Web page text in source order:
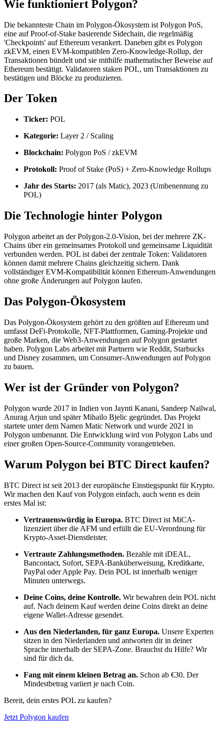
Wie funktioniert Polygon?
Die bekannteste Chain im Polygon-Ökosystem ist Polygon PoS,
eine auf Proof-of-Stake basierende Sidechain, die regelmäßig
'Checkpoints' auf Ethereum verankert. Daneben gibt es Polygon
zkEVM, einen EVM-kompatiblen Zero-Knowledge-Rollup, der
Transaktionen bündelt und sie mithilfe mathematischer Beweise auf
Ethereum bestätigt. Validatoren staken POL, um Transaktionen zu
bestätigen und Blöcke zu produzieren.
Der Token
Ticker: POL
Kategorie: Layer 2 / Scaling
Blockchain: Polygon PoS / zkEVM
Protokoll: Proof of Stake (PoS) + Zero-Knowledge Rollups
Jahr des Starts: 2017 (als Matic), 2023 (Umbenennung zu
POL)
Die Technologie hinter Polygon
Polygon arbeitet an der Polygon-2.0-Vision, bei der mehrere ZK-
Chains über ein gemeinsames Protokoll und gemeinsame Liquidität
verbunden werden. POL ist dabei der zentrale Token: Validatoren
können damit mehrere Chains gleichzeitig sichern. Dank
vollständiger EVM-Kompatibilität können Ethereum-Anwendungen
ohne große Änderungen auf Polygon laufen.
Das Polygon-Ökosystem
Das Polygon-Ökosystem gehört zu den größten auf Ethereum und
umfasst DeFi-Protokolle, NFT-Plattformen, Gaming-Projekte und
große Marken, die Web3-Anwendungen auf Polygon gestartet
haben. Polygon Labs arbeitet mit Partnern wie Reddit, Starbucks
und Disney zusammen, um Consumer-Anwendungen auf Polygon
zu bauen.
Wer ist der Gründer von Polygon?
Polygon wurde 2017 in Indien von Jaynti Kanani, Sandeep Nailwal,
Anurag Arjun und später Mihailo Bjelic gegründet. Das Projekt
startete unter dem Namen Matic Network und wurde 2021 in
Polygon umbenannt. Die Entwicklung wird von Polygon Labs und
einer großen Open-Source-Community vorangetrieben.
Warum Polygon bei BTC Direct kaufen?
BTC Direct ist seit 2013 der europäische Einstiegspunkt für Krypto.
Wir machen den Kauf von Polygon einfach, auch wenn es dein
erstes Mal ist:
Vertrauenswürdig in Europa. BTC Direct ist MiCA-
lizenziert über die AFM und erfüllt die EU-Verordnung für
Krypto-Asset-Dienstleister.
Vertraute Zahlungsmethoden. Bezahle mit iDEAL,
Bancontact, Sofort, SEPA-Banküberweisung, Kreditkarte,
PayPal oder Apple Pay. Dein POL ist innerhalb weniger
Minuten unterwegs.
Deine Coins, deine Kontrolle. Wir bewahren dein POL nicht
auf. Nach deinem Kauf werden deine Coins direkt an deine
eigene Wallet-Adresse gesendet.
Aus den Niederlanden, für ganz Europa. Unsere Experten
sitzen in den Niederlanden und antworten dir in deiner
Sprache innerhalb der SEPA-Zone. Brauchst du Hilfe? Wir
sind für dich da.
Fang mit einem kleinen Betrag an. Schon ab €30. Der
Mindestbetrag variiert je nach Coin.
Bereit, dein erstes POL zu kaufen?
Jetzt Polygon kaufen